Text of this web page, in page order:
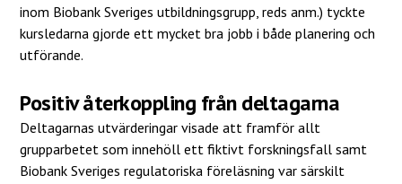
inom Biobank Sveriges utbildningsgrupp, reds anm.) tyckte
kursledarna gjorde ett mycket bra jobb i både planering och
utförande.
Positiv återkoppling från deltagarna
Deltagarnas utvärderingar visade att framför allt
grupparbetet som innehöll ett fiktivt forskningsfall samt
Biobank Sveriges regulatoriska föreläsning var särskilt